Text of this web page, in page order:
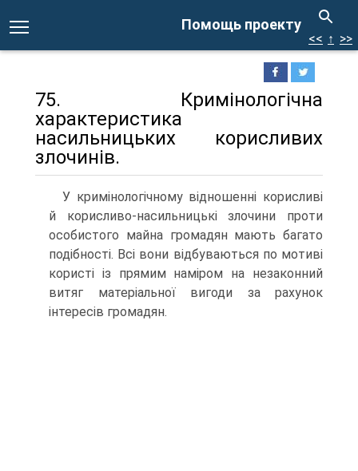
Помощь проекту
<< ↑ >>
75. Кримінологічна
характеристика
насильницьких корисливих
злочинів.
У кримінологічному відношенні корисливі
й корисливо-насильницькі злочини проти
особистого майна громадян мають багато
подібності. Всі вони відбуваються по мотиві
користі із прямим наміром на незаконний
витяг матеріальної вигоди за рахунок
інтересів громадян.